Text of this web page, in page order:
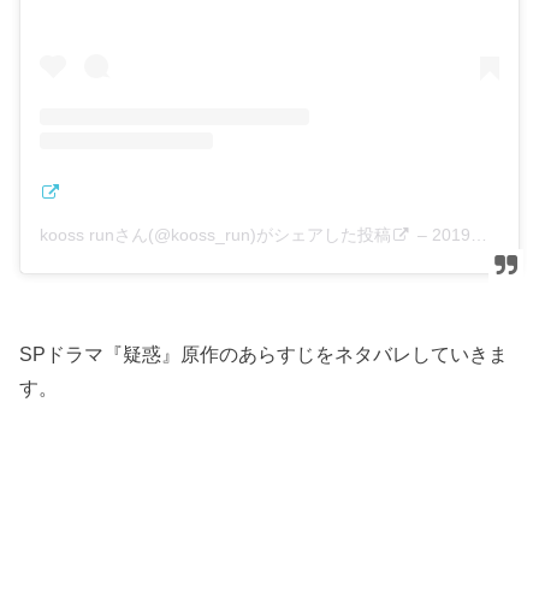
kooss runさん(@kooss_run)がシェアした投稿 – 2019年 1月月10日午前6時58分PST
SPドラマ『疑惑』原作のあらすじをネタバレしていきま
す。